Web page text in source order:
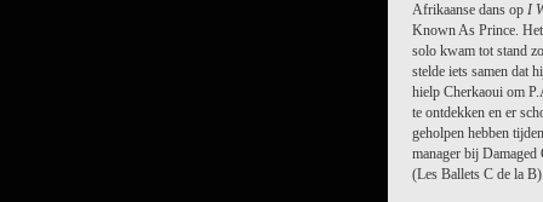
Afrikaanse dans op I
Known As Prince.
solo kwam tot stand
stelde iets samen dat
hielp Cherkaoui om
te ontdekken en er
geholpen hebben
manager bij
(Les Ballets C de la